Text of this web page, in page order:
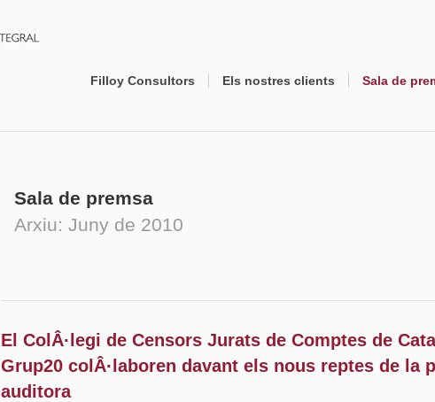
Filloy Consultors Els nostres clients Sala de
Sala de premsa
Arxiu: Juny de 2010
El ColÂ·legi de Censors Jurats de Comptes de
Grup20 colÂ·laboren davant els nous reptes de la
auditora